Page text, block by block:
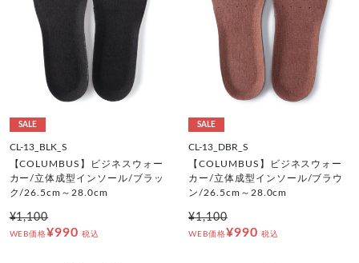
SALE
CL-13_BLK_S
【COLUMBUS】ビジネスウォー
カー/立体成型インソール/ブラッ
ク/26.5cm～28.0cm
¥1,100
WEB価格¥990 税込
SALE
CL-13_DBR_S
【COLUMBUS】ビジネスウォー
カー/立体成型インソール/ブラウ
ン/26.5cm～28.0cm
¥1,100
WEB価格¥990 税込